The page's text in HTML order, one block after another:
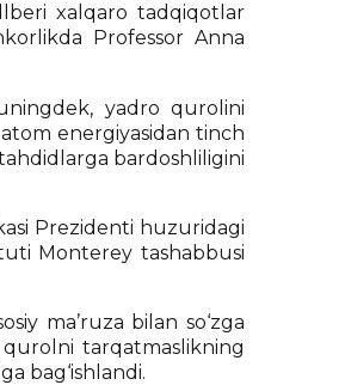
xalqaro tadqiqotlar
Professor Anna
yadro qurolini
energiyasidan tinch
bardoshliligini
Prezidenti huzuridagi
Monterey tashabbusi
ma’ruza bilan so‘zga
tarqatmaslikning
bag‘ishlandi.